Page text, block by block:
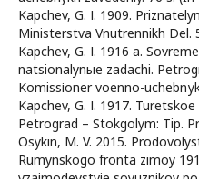
Kapchev, G. І. 1909.
Ministerstva Vnutrennikh Del.
Kapchev, G. І. 1916 a.
natsionalynыe zadachi.
Komissіoner voenno-
Kapchev, G. І. 1917.
Petrograd – Stokgolym: Tip.
Osykin, M. V. 2015.
Rumynskogo fronta zimoy